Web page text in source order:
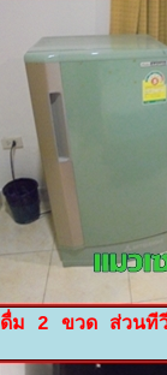
ดื่ม 2 ขวด ส่วนที